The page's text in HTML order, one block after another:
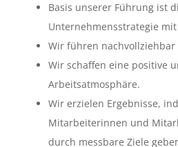
Basis unserer Führung ist
Unternehmensstrategie
Wir führen
Wir schaffen eine positive
Arbeitsatmosphäre.
Wir erzielen Ergebnisse,
Mitarbeiterinnen und
durch messbare Ziele